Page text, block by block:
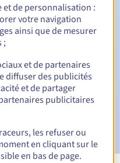
15, 7 et 3 jours avant la
notification de la
de rédemption
de personnalisation :
votre navigation
ainsi que de mesurer
;
et de partenaires
diffuser des publicités
et de partager
publicitaires
les refuser ou
en cliquant sur le
en bas de page.